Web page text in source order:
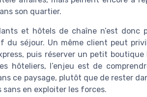
son quartier.
et hôtels de chaîne n’est donc
du séjour. Un même client peut
puis réserver un petit
hôteliers, l’enjeu est de
ce paysage, plutôt que de rester
en exploiter les forces.